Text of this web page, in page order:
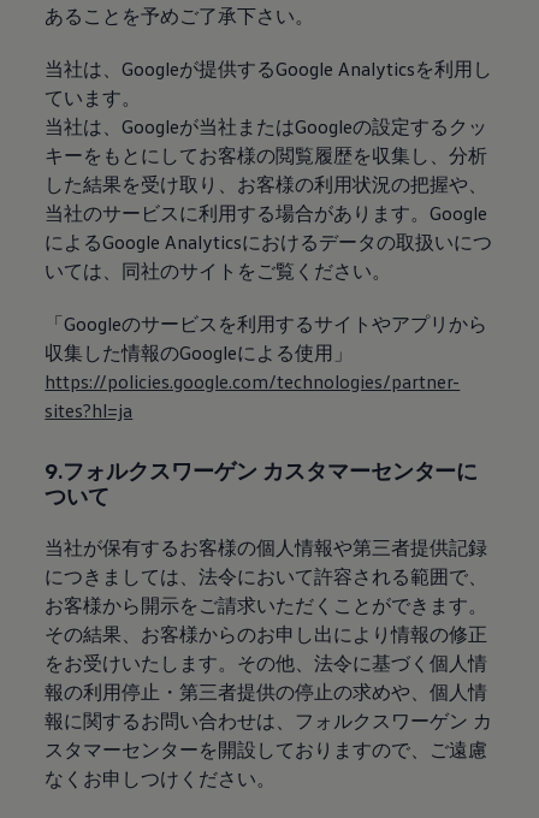
あることを予めご了承下さい。
当社は、Googleが提供するGoogle Analyticsを利用し
ています。
当社は、Googleが当社またはGoogleの設定するクッ
キーをもとにしてお客様の閲覧履歴を収集し、分析
した結果を受け取り、お客様の利用状況の把握や、
当社のサービスに利用する場合があります。Google
によるGoogle Analyticsにおけるデータの取扱いにつ
いては、同社のサイトをご覧ください。
「Googleのサービスを利用するサイトやアプリから
収集した情報のGoogleによる使用」
https://policies.google.com/technologies/partner-
sites?hl=ja
9.フォルクスワーゲン カスタマーセンターに
ついて
当社が保有するお客様の個人情報や第三者提供記録
につきましては、法令において許容される範囲で、
お客様から開示をご請求いただくことができます。
その結果、お客様からのお申し出により情報の修正
をお受けいたします。その他、法令に基づく個人情
報の利用停止・第三者提供の停止の求めや、個人情
報に関するお問い合わせは、フォルクスワーゲン カ
スタマーセンターを開設しておりますので、ご遠慮
なくお申しつけください。